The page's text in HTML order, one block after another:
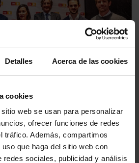
Detalles Acerca de las cookies
cookies
web se usan para personalizar
ofrecer funciones de redes
tráfico. Además, compartimos
que haga del sitio web con
redes sociales, publicidad y análisis
och Valencia CF tar med sig
Medelhavskusten till Prague med
evenemang.